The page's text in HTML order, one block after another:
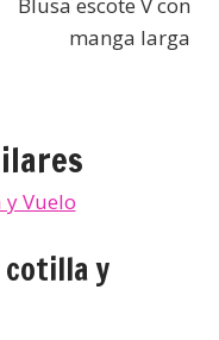
manga larga
cotilla y